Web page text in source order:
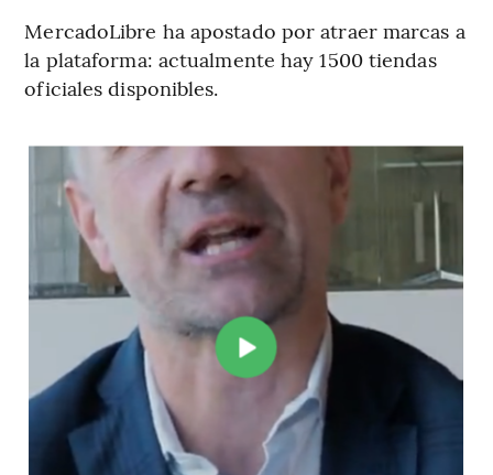
MercadoLibre ha apostado por atraer marcas a
la plataforma: actualmente hay 1500 tiendas
oficiales disponibles.